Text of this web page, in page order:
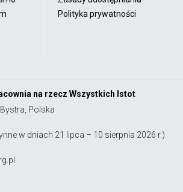
Polityka prywatności
na rzecz Wszystkich Istot
Polska
w dniach 21 lipca – 10 sierpnia 2026 r.)